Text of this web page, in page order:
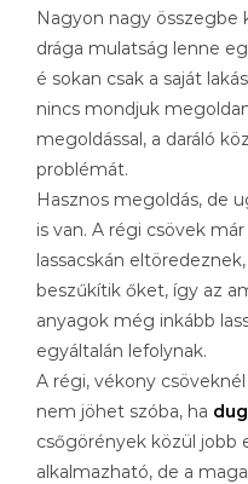
Nagyon nagy összegbe
drága mulatság lenne
é sokan csak a saját
nincs mondjuk
megoldással, a daráló
problémát.
Hasznos megoldás, de
is van. A régi csövek
lassacskán
beszűkítik őket, így az
anyagok még inkább
egyáltalán lefolynak.
A régi, vékony
nem jöhet szóba, ha
csőgörények közül jobb
alkalmazható, de a